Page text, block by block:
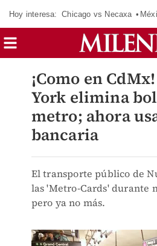
Hoy interesa: Chicago vs Necaxa
¡Como en
York elimina
metro; ahora
bancaria
El transporte público de
las 'Metro-Cards' durante
pero ya no más.